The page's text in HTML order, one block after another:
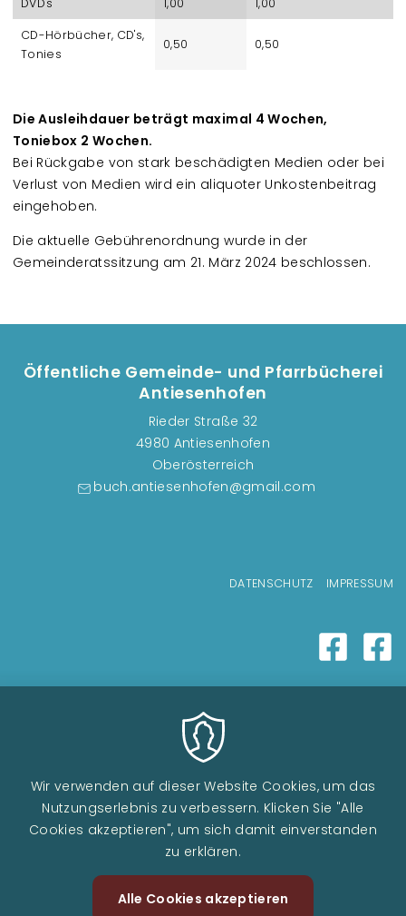
DVD's 1,00 1,00
CD-Hörbücher, CD's,
Tonies
0,50 0,50
Die Ausleihdauer beträgt maximal 4 Wochen,
Toniebox 2 Wochen.
Bei Rückgabe von stark beschädigten Medien oder bei
Verlust von Medien wird ein aliquoter Unkostenbeitrag
eingehoben.
Die aktuelle Gebührenordnung wurde in der
Gemeinderatssitzung am 21. März 2024 beschlossen.
Öffentliche Gemeinde- und Pfarrbücherei
Antiesenhofen
Rieder Straße 32
4980 Antiesenhofen
Oberösterreich
buch.antiesenhofen@gmail.com
DATENSCHUTZ IMPRESSUM
Wir verwenden auf dieser Website Cookies, um das
Nutzungserlebnis zu verbessern. Klicken Sie "Alle
Cookies akzeptieren", um sich damit einverstanden
zu erklären.
Alle Cookies akzeptieren